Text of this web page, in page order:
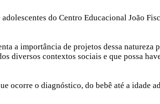
do Centro Educacional João
a importância de projetos dessa
diversos contextos sociais e que possa
ocorre o diagnóstico, do bebê até a idade